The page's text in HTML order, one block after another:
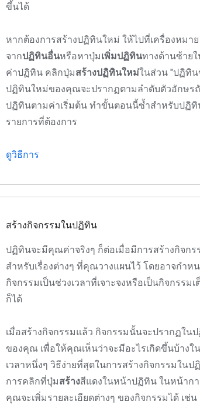
ขึ้นได้
หากต้องการสร้างปฏิทินใหม่ ให้ไปที่เครื่องหมาย
จากปฏิทินอื่นหรือหาปุ่มเพิ่มปฏิทินทางด้านซ้ายใ
ค่าปฏิทิน คลิกปุ่มสร้างปฏิทินใหม่ในส่วน "ปฏิทิ
ปฏิทินใหม่ของคุณจะปรากฏตามลำดับตัวอักษร
ปฏิทินตามค่าเริ่มต้น ทำขั้นตอนนี้ซ้ำสำหรับปฏิทิ
รายการที่ต้องการ
ดูวิธีการ
สร้างกิจกรรมในปฏิทิน
ปฏิทินจะมีคุณค่าจริงๆ ก็ต่อเมื่อมีการสร้างกิจกร
สำหรับเรื่องต่างๆ ที่คุณวางแผนไว้ โดยอาจกำห
กิจกรรมเป็นช่วงเวลาที่เจาะจงหรือเป็นกิจกรรม
ก็ได้
เมื่อสร้างกิจกรรมแล้ว กิจกรรมนั้นจะปรากฏใน
ของคุณ เพื่อให้คุณเห็นว่าจะมีอะไรเกิดขึ้นบ้างใ
เวลาหนึ่งๆ วิธีง่ายที่สุดในการสร้างกิจกรรมใน
การคลิกที่ปุ่มสร้างสีแดงในหน้าปฏิทิน ในหน้าก
คุณจะเพิ่มรายละเอียดต่างๆ ของกิจกรรมได้ เช่น